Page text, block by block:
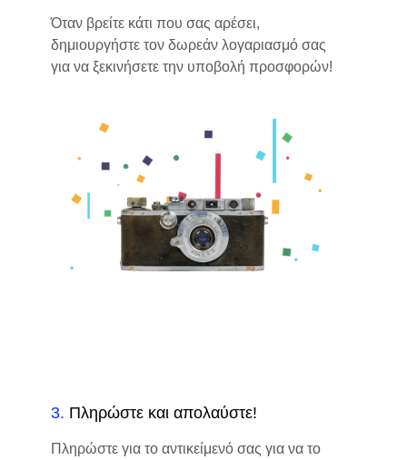
Όταν βρείτε κάτι που σας αρέσει,
δημιουργήστε τον δωρεάν λογαριασμό σας
για να ξεκινήσετε την υποβολή προσφορών!
3. Πληρώστε και απολαύστε!
Πληρώστε για το αντικείμενό σας για να το